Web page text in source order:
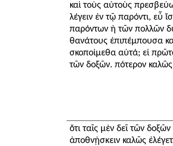
καὶ τοὺς αὐτοὺς
λέγειν ἐν τῷ παρόντι, εὖ
παρόντων ἡ τῶν πολλῶν
θανάτους ἐπιπέμπουσα
σκοποίμεθα αὐτά; εἰ
τῶν δοξῶν. πότερον
ὅτι ταῖς μὲν δεῖ τῶν
ἀποθνῄσκειν καλῶς